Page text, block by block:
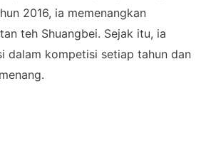
2016, ia memenangkan
teh Shuangbei. Sejak itu, ia
dalam kompetisi setiap tahun dan